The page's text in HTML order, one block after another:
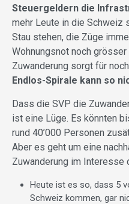
Steuergeldern die
mehr Leute in die Schweiz
Stau stehen, die Züge
Wohnungsnot noch
Zuwanderung sorgt für
Endlos-Spirale kann so
Dass die SVP die
ist eine Lüge. Es könnten
rund 40’000 Personen
Aber es geht um eine
Zuwanderung im Interesse
Heute ist es so, dass 5
Schweiz kommen, gar